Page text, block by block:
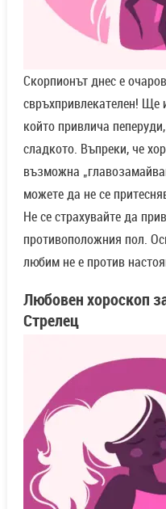
Скорпионът днес е
свръхпривлекателен! Ще
който привлича
сладкото. Въпреки, че
възможна
можете да не се
Не се страхувайте да
противоположния пол.
любим не е против
Любовен хороскоп
Стрелец